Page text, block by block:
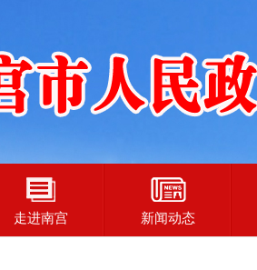
走进南宫 新闻动态